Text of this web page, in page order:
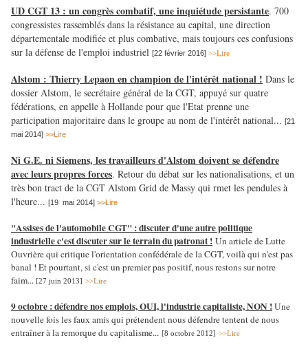
UD CGT 13 : un congrès combatif, une inquiétude persistante. 700
congressistes rassemblés dans la résistance au capital, une direction
départementale modifiée et plus combative, mais toujours ces confusions
sur la défense de l'emploi industriel [22 février 2016] >>Lire
Alstom : Thierry Lepaon en champion de l'intérêt national ! Dans le
dossier Alstom, le secrétaire général de la CGT, appuyé sur quatre
fédérations, en appelle à Hollande pour que l'Etat prenne une
participation majoritaire dans le groupe au nom de l'intérêt national... [21
mai 2014] >>Lire
Ni G.E. ni Siemens, les travailleurs d'Alstom doivent se défendre
avec leurs propres forces. Retour du débat sur les nationalisations, et un
très bon tract de la CGT Alstom Grid de Massy qui rmet les pendules à
l'heure... [19 mai 2014] >>Lire
"Assises de l'automobile CGT" : discuter d'une autre politique
industrielle c'est discuter sur le terrain du patronat ! Un article de Lutte
Ouvrière qui critique l'orientation confédérale de la CGT, voilà qui n'est pas
banal ! Et pourtant, si c'est un premier pas positif, nous restons sur notre
faim... [27 juin 2013] >>Lire
9 octobre : défendre nos emplois, OUI, l'industrie capitaliste, NON !Une
nouvelle fois les faux amis qui prétendent nous défendre tentent de nous
entraîner à la remorque du capitalisme... [8 octobre 2012] >>Lire